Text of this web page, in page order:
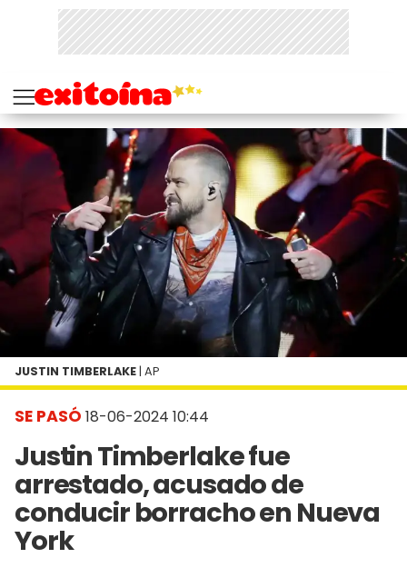
SE PASÓ 18-06-2024 10:44
Justin Timberlake fue
arrestado, acusado de
conducir borracho en Nueva
York
JUSTIN TIMBERLAKE | AP